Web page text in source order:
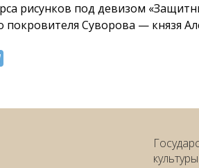
рисунков под девизом
покровителя Суворова — князя